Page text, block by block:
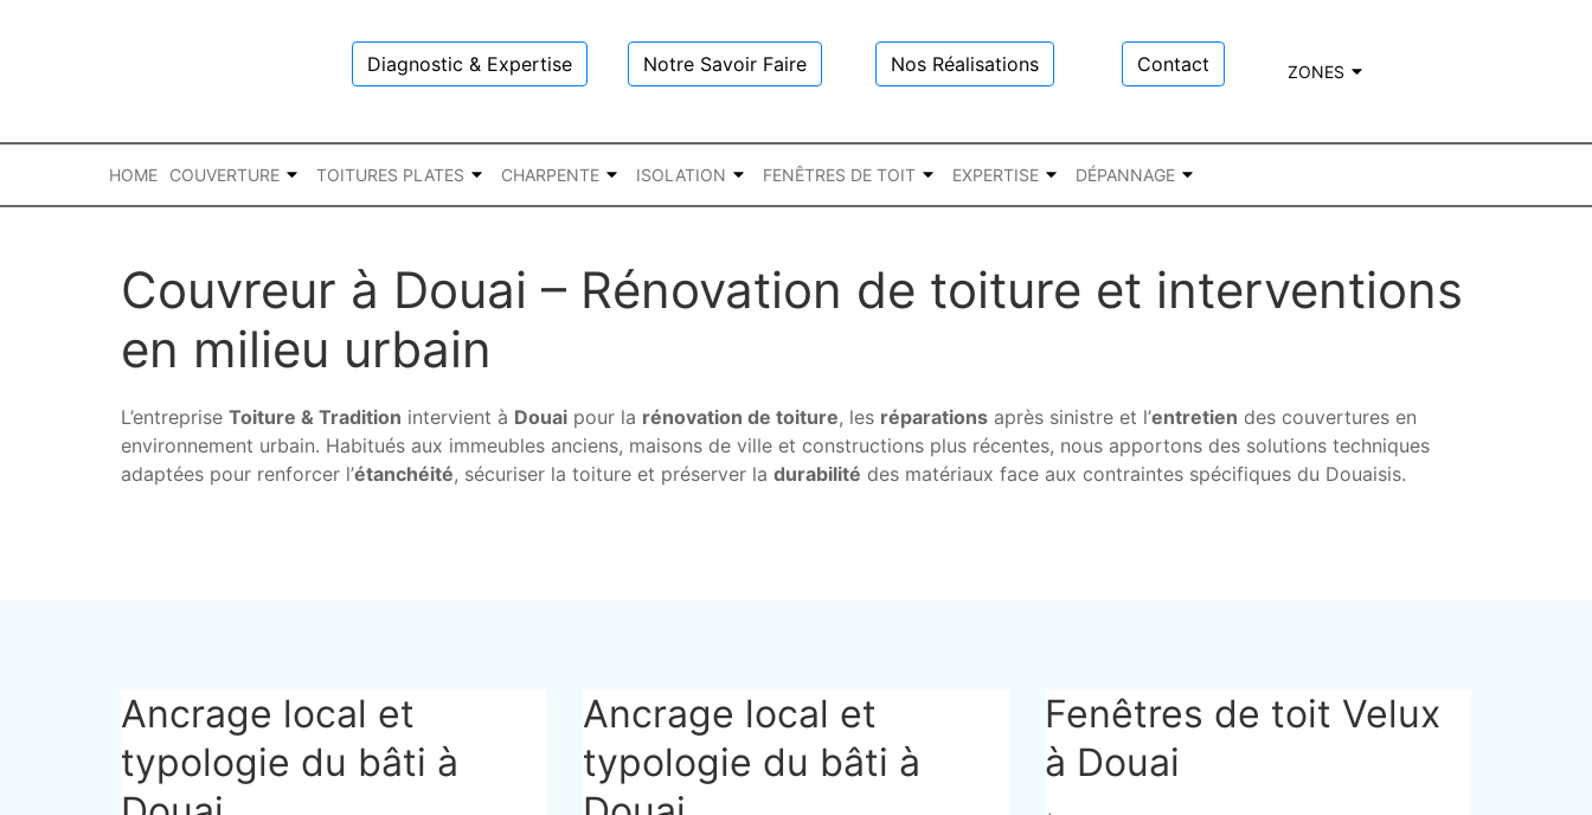
Diagnostic & Expertise Notre Savoir Faire Nos Réalisations Contact ZONES
HOME COUVERTURE TOITURES PLATES CHARPENTE ISOLATION FENÊTRES DE TOIT EXPERTISE DÉPANNAGE
Couvreur à Douai – Rénovation de toiture et interventions
en milieu urbain
L’entreprise Toiture & Tradition intervient à Douai pour la rénovation de toiture, les réparations après sinistre et l’entretien des couvertures en
environnement urbain. Habitués aux immeubles anciens, maisons de ville et constructions plus récentes, nous apportons des solutions techniques
adaptées pour renforcer l’étanchéité, sécuriser la toiture et préserver la durabilité des matériaux face aux contraintes spécifiques du Douaisis.
Ancrage local et
typologie du bâti à
Ancrage local et
typologie du bâti à
Fenêtres de toit Velux
à Douai